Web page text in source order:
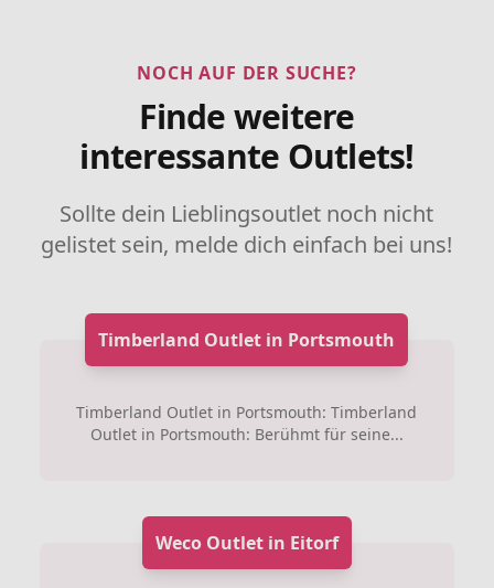
NOCH AUF DER SUCHE?
Finde weitere
interessante Outlets!
Sollte dein Lieblingsoutlet noch nicht
gelistet sein, melde dich einfach bei uns!
Timberland Outlet in Portsmouth
Timberland Outlet in Portsmouth: Timberland
Outlet in Portsmouth: Berühmt für seine...
Weco Outlet in Eitorf